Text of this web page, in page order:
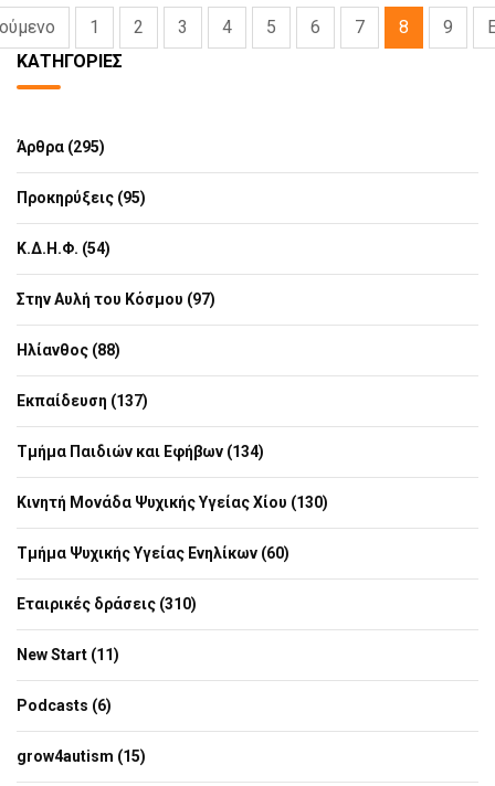
1 2 3 4 5 6 7 8 9
ΚΑΤΗΓΟΡΊΕΣ
Άρθρα (295)
Προκηρύξεις (95)
Κ.Δ.Η.Φ. (54)
Στην Αυλή του Κόσμου (97)
Ηλίανθος (88)
Εκπαίδευση (137)
Τμήμα Παιδιών και Εφήβων (134)
Κινητή Μονάδα Ψυχικής Υγείας Χίου (130)
Τμήμα Ψυχικής Υγείας Ενηλίκων (60)
Εταιρικές δράσεις (310)
New Start (11)
Podcasts (6)
grow4autism (15)